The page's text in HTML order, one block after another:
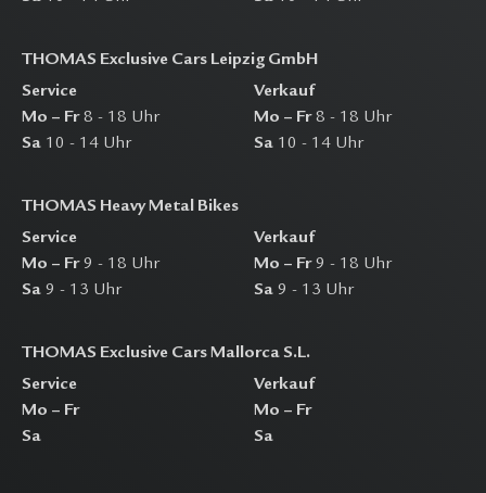
THOMAS Exclusive Cars Leipzig GmbH
Service
Mo – Fr8 - 18 Uhr
Sa 10 - 14 Uhr
Verkauf
Mo – Fr8 - 18 Uhr
Sa 10 - 14 Uhr
THOMAS Heavy Metal Bikes
Service
Mo – Fr9 - 18 Uhr
Sa 9 - 13 Uhr
Verkauf
Mo – Fr9 - 18 Uhr
Sa 9 - 13 Uhr
THOMAS Exclusive Cars Mallorca S.L.
Service
Mo – Fr
Sa
Verkauf
Mo – Fr
Sa